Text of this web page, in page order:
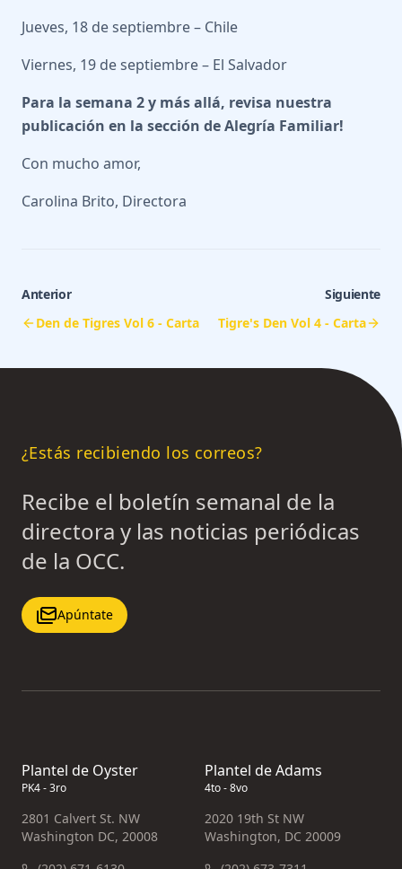
Jueves, 18 de septiembre – Chile
Viernes, 19 de septiembre – El Salvador
Para la semana 2 y más allá, revisa nuestra
publicación en la sección de Alegría Familiar!
Con mucho amor,
Carolina Brito, Directora
Anterior
Den de Tigres Vol 6 - Carta
Siguiente
Tigre's Den Vol 4 - Carta
¿Estás recibiendo los correos?
Recibe el boletín semanal de la
directora y las noticias periódicas
de la OCC.
Apúntate
Plantel de Oyster
PK4 - 3ro
2801 Calvert St. NW
Washington DC, 20008
Plantel de Adams
4to - 8vo
2020 19th St NW
Washington, DC 20009